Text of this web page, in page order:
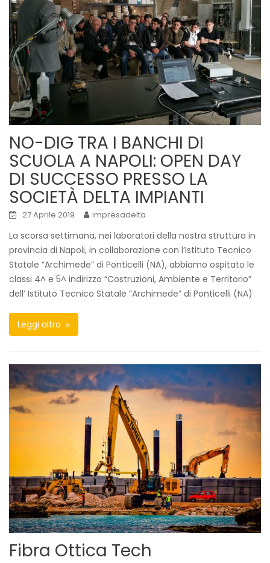
NO-DIG TRA I BANCHI DI
SCUOLA A NAPOLI: OPEN DAY
DI SUCCESSO PRESSO LA
SOCIETÀ DELTA IMPIANTI
27 Aprile 2019 impresadelta
La scorsa settimana, nei laboratori della nostra struttura in
provincia di Napoli, in collaborazione con l’Istituto Tecnico
Statale “Archimede” di Ponticelli (NA), abbiamo ospitato le
classi 4^ e 5^ indirizzo “Costruzioni, Ambiente e Territorio”
dell’ Istituto Tecnico Statale “Archimede” di Ponticelli (NA)
Leggi altro
Fibra Ottica Tech